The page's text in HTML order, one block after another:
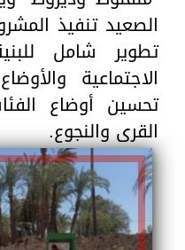
الصعيد تنفيذ
تطوير شامل
الاجتماعية
تحسين أوضاع
القرى والنجوع.